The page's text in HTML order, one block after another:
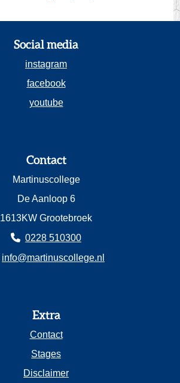
Social media
instagram
facebook
youtube
Contact
Martinuscollege
De Aanloop 6
1613KW Grootebroek
0228 510300
info@martinuscollege.nl
Extra
Contact
Stages
Disclaimer